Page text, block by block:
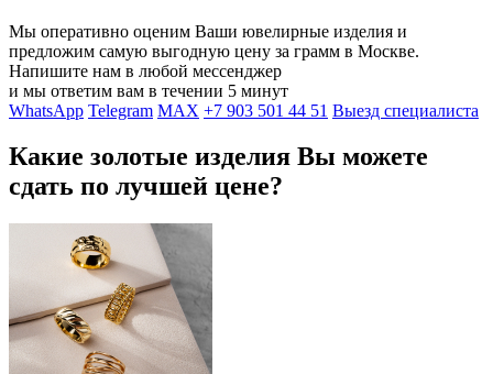
Мы оперативно оценим Ваши ювелирные изделия и
предложим самую выгодную цену за грамм в Москве.
Напишите нам в любой мессенджер
и мы ответим вам в течении 5 минут
WhatsApp Telegram MAX +7 903 501 44 51 Выезд специалиста
Какие золотые изделия Вы можете
сдать по лучшей цене?